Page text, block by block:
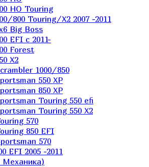
HO Touring
800 Touring/X2 2007 -2011
Big Boss
EFI с 2011-
Forest
X2
1000/850
550 XP
850 XP
Touring 550 efi
Touring 550 X2
570
850 EFI
570
EFI 2005 -2011
Механика)